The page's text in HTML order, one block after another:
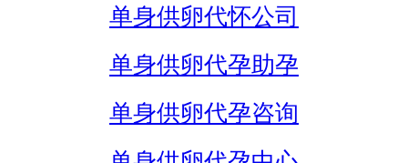
单身供卵代怀公司
单身供卵代孕助孕
单身供卵代孕咨询